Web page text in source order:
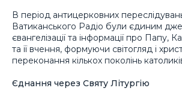
В період антицерковних
Ватиканського Радіо були єдиним
євангелізації та інформації про Папу,
та її вчення, формуючи світогляд і
переконання кількох поколінь
Єднання через Святу Літургію